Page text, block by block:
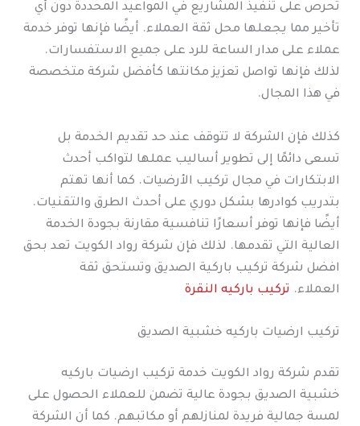
تحرص على تنفيذ المشاريع في المواعيد المحددة دون أي
تأخير مما يجعلها محل ثقة العملاء. أيضًا فإنها توفر خدمة
عملاء على مدار الساعة للرد على جميع الاستفسارات.
لذلك فإنها تواصل تعزيز مكانتها كأفضل شركة متخصصة
في هذا المجال.
كذلك فإن الشركة لا تتوقف عند حد تقديم الخدمة بل
تسعى دائمًا إلى تطوير أساليب عملها لتواكب أحدث
الابتكارات في مجال تركيب الأرضيات. كما أنها تهتم
بتدريب كوادرها بشكل دوري على أحدث الطرق والتقنيات.
أيضًا فإنها توفر أسعارًا تنافسية مقارنة بجودة الخدمة
العالية التي تقدمها. لذلك فإن شركة رواد الكويت تعد بحق
افضل شركة تركيب باركية الصديق وتستحق ثقة
العملاء. تركيب باركيه النقرة
تركيب ارضيات باركيه خشبية الصديق
تقدم شركة رواد الكويت خدمة تركيب ارضيات باركيه
خشبية الصديق بجودة عالية تضمن للعملاء الحصول على
لمسة جمالية فريدة لمنازلهم أو مكاتبهم. كما أن الشركة